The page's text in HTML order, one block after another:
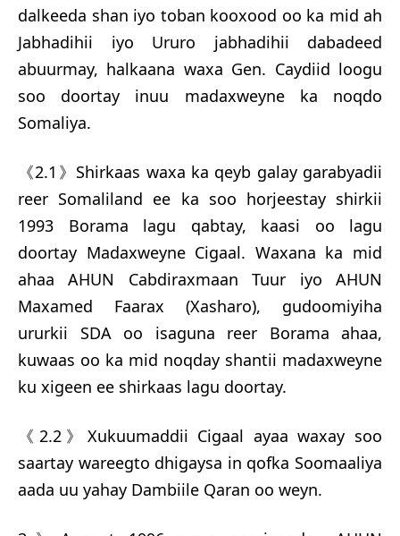
dalkeeda shan iyo toban kooxood oo ka mid ah
Jabhadihii iyo Ururo jabhadihii dabadeed
abuurmay, halkaana waxa Gen. Caydiid loogu
soo doortay inuu madaxweyne ka noqdo
Somaliya.
《2.1》Shirkaas waxa ka qeyb galay garabyadii
reer Somaliland ee ka soo horjeestay shirkii
1993 Borama lagu qabtay, kaasi oo lagu
doortay Madaxweyne Cigaal. Waxana ka mid
ahaa AHUN Cabdiraxmaan Tuur iyo AHUN
Maxamed Faarax (Xasharo), gudoomiyiha
ururkii SDA oo isaguna reer Borama ahaa,
kuwaas oo ka mid noqday shantii madaxweyne
ku xigeen ee shirkaas lagu doortay.
《2.2》Xukuumaddii Cigaal ayaa waxay soo
saartay wareegto dhigaysa in qofka Soomaaliya
aada uu yahay Dambiile Qaran oo weyn.